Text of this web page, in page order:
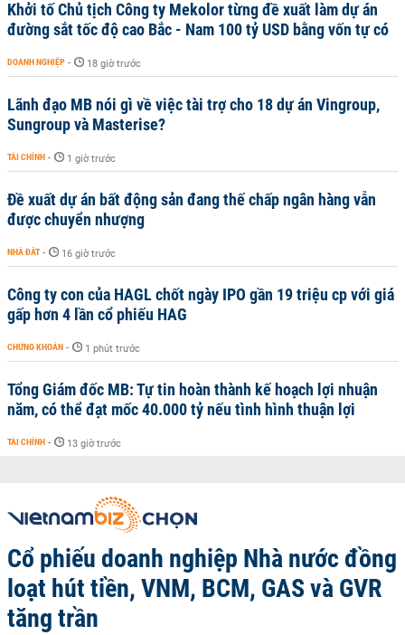
Khởi tố Chủ tịch Công ty Mekolor từng đề xuất làm dự án
đường sắt tốc độ cao Bắc - Nam 100 tỷ USD bằng vốn tự có
DOANH NGHIỆP - 18 giờ trước
Lãnh đạo MB nói gì về việc tài trợ cho 18 dự án Vingroup,
Sungroup và Masterise?
TÀI CHÍNH - 1 giờ trước
Đề xuất dự án bất động sản đang thế chấp ngân hàng vẫn
được chuyển nhượng
NHÀ ĐẤT - 16 giờ trước
Công ty con của HAGL chốt ngày IPO gần 19 triệu cp với giá
gấp hơn 4 lần cổ phiếu HAG
CHỨNG KHOÁN - 1 phút trước
Tổng Giám đốc MB: Tự tin hoàn thành kế hoạch lợi nhuận
năm, có thể đạt mốc 40.000 tỷ nếu tình hình thuận lợi
TÀI CHÍNH - 13 giờ trước
Cổ phiếu doanh nghiệp Nhà nước đồng
loạt hút tiền, VNM, BCM, GAS và GVR
tăng trần